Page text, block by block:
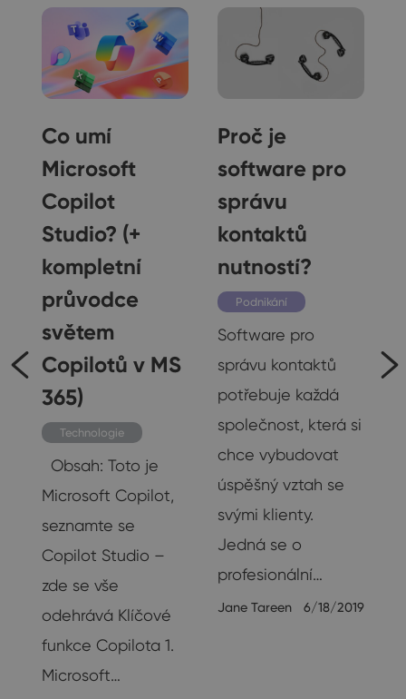
Co umí
Microsoft
Copilot
Studio? (+
kompletní
průvodce
světem
Copilotů v MS
365)
Technologie
Obsah: Toto je
Microsoft Copilot,
seznamte se
Copilot Studio –
zde se vše
odehrává Klíčové
funkce Copilota 1.
Microsoft…
Proč je
software pro
správu
kontaktů
nutností?
Podnikání
Software pro
správu kontaktů
potřebuje každá
společnost, která si
chce vybudovat
úspěšný vztah se
svými klienty.
Jedná se o
profesionální…
Jane Tareen 6/18/2019